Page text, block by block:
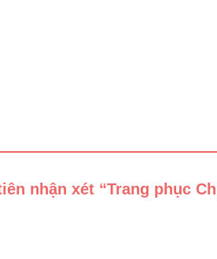
nhận xét “Trang phục